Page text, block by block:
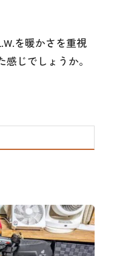
を暖かさを重視
じでしょうか。